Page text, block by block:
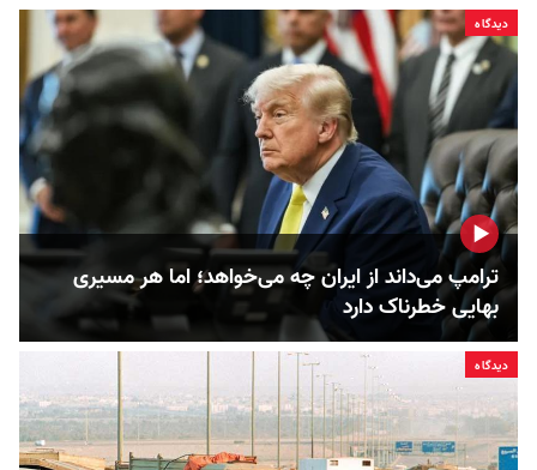
دیدگاه
ترامپ می‌داند از ایران چه می‌خواهد؛ اما هر مسیری
بهایی خطرناک دارد
دیدگاه